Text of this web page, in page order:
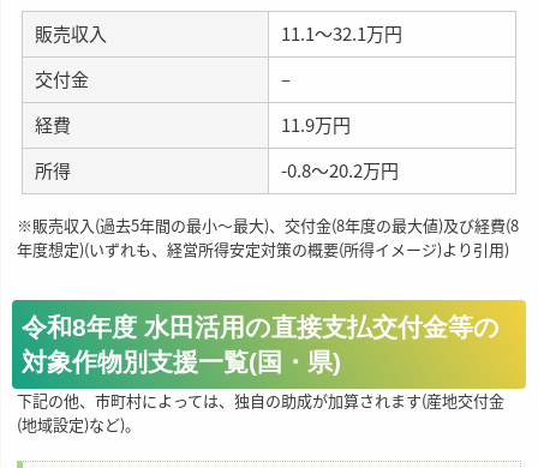
販売収入
11.1～32.1万円
交付金
–
経費
11.9万円
所得
-0.8～20.2万円
※販売収入(過去5年間の最小～最大)、交付金(8年度の最大値)及び経費(8
年度想定)(いずれも、経営所得安定対策の概要(所得イメージ)より引用)
令和8年度 水田活用の直接支払交付金等の
対象作物別支援一覧(国・県)
下記の他、市町村によっては、独自の助成が加算されます(産地交付金
(地域設定)など)。